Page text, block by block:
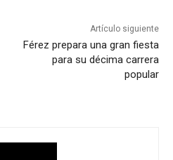
Artículo siguiente
Férez prepara una gran fiesta
para su décima carrera
popular